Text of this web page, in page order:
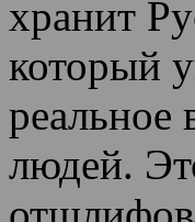
хранит
который
реальное
людей.